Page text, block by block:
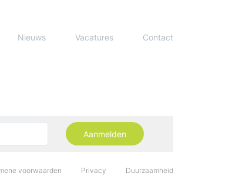
Nieuws Vacatures Contact
Aanmelden
voorwaarden Privacy Duurzaamheid